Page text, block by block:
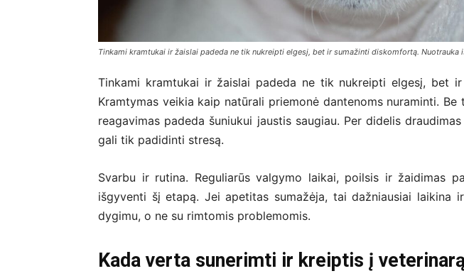
Tinkami kramtukai ir žaislai padeda ne tik nukreipti elgesį, bet ir sumažinti diskomfortą. Nuotrauka
Tinkami kramtukai ir žaislai padeda ne tik nukreipti elgesį, bet
Kramtymas veikia kaip natūrali priemonė dantenoms nuraminti.
reagavimas padeda šuniukui jaustis saugiau. Per didelis
gali tik padidinti stresą.
Svarbu ir rutina. Reguliarūs valgymo laikai, poilsis ir žaidimas
išgyventi šį etapą. Jei apetitas sumažėja, tai dažniausiai laikina
dygimu, o ne su rimtomis problemomis.
Kada verta sunerimti ir kreiptis į